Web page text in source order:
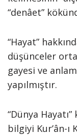
“denâet”
“Hayat”
düşünceler
gayesi ve
yapılmıştır.
“Dünya
bilgiyi Kur’ân-